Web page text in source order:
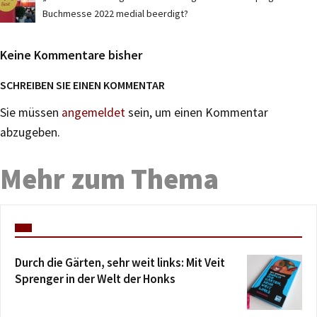
Buchmesse 2022 medial beerdigt?
Keine Kommentare bisher
SCHREIBEN SIE EINEN KOMMENTAR
Sie müssen angemeldetsein, um einen Kommentar
abzugeben.
Mehr zum Thema
Durch die Gärten, sehr weit links: Mit Veit
Sprenger in der Welt der Honks